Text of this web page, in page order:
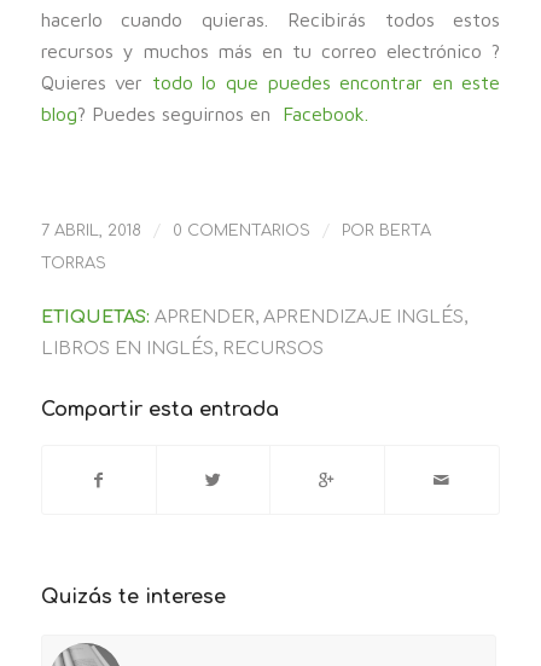
hacerlo cuando quieras. Recibirás todos estos
recursos y muchos más en tu correo electrónico ?
Quieres ver todo lo que puedes encontrar en este
blog? Puedes seguirnos en Facebook.
7 ABRIL, 2018 / 0 COMENTARIOS / POR BERTA
TORRAS
ETIQUETAS: APRENDER, APRENDIZAJE INGLÉS,
LIBROS EN INGLÉS, RECURSOS
Compartir esta entrada
Quizás te interese